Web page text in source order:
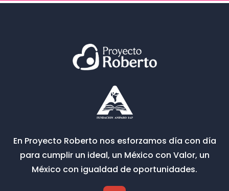
En Proyecto Roberto nos esforzamos día con día
para cumplir un ideal, un México con Valor, un
México con igualdad de oportunidades.